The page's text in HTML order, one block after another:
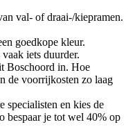
val- of draai-/kiepramen.
goedkope kleur.
iets duurder.
Boschoord in. Hoe
de voorrijkosten zo laag
specialisten en kies de
bespaar je tot wel 40% op